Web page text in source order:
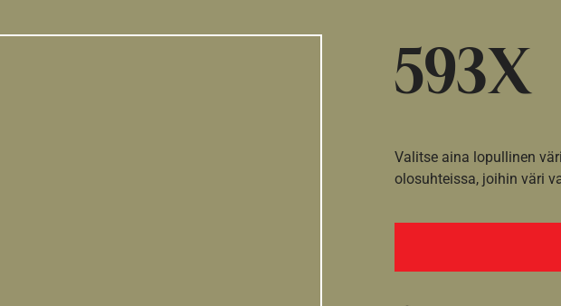
593X
Valitse aina lopullinen
olosuhteissa, joihin väri